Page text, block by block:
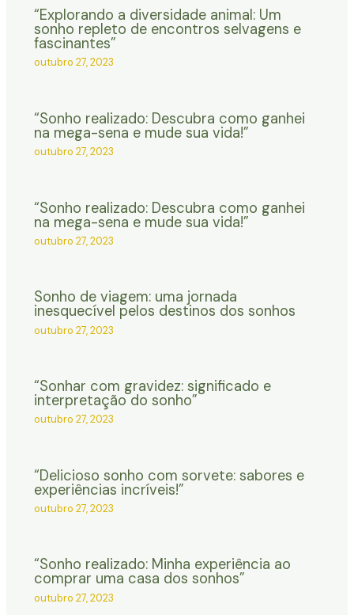
“Explorando a diversidade animal: Um
sonho repleto de encontros selvagens e
fascinantes”
outubro 27, 2023
“Sonho realizado: Descubra como ganhei
na mega-sena e mude sua vida!”
outubro 27, 2023
“Sonho realizado: Descubra como ganhei
na mega-sena e mude sua vida!”
outubro 27, 2023
Sonho de viagem: uma jornada
inesquecível pelos destinos dos sonhos
outubro 27, 2023
“Sonhar com gravidez: significado e
interpretação do sonho”
outubro 27, 2023
“Delicioso sonho com sorvete: sabores e
experiências incríveis!”
outubro 27, 2023
“Sonho realizado: Minha experiência ao
comprar uma casa dos sonhos”
outubro 27, 2023